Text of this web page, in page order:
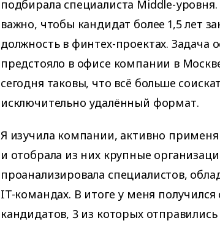
подбирала специалиста Middle-
важно, чтобы кандидат более 1,5 лет
должность в финтех-проектах. Задача
предстояло в офисе компании в
сегодня таковы, что всё больше
исключительно удалённый формат.
Я изучила компании, активно
и отобрала из них крупные
проанализировала специалистов,
IT-командах. В итоге у меня получился
кандидатов, 3 из которых